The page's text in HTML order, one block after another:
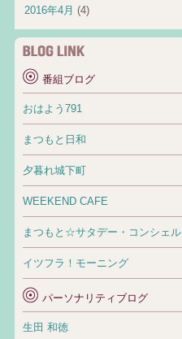
2016年4月 (4)
番組ブログ
おはよう791
まつもと日和
夕暮れ城下町
WEEKEND CAFE
まつもと☆サタデー・コンシェル
イツフラ！モーニング
パーソナリティブログ
生田 和徳